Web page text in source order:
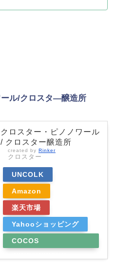
ル/クロスタ―醸造所
クロスター・ピノノワール
/ クロスター醸造所
created by Rinker
クロスター
UNCOLK
Amazon
楽天市場
Yahooショッピング
COCOS